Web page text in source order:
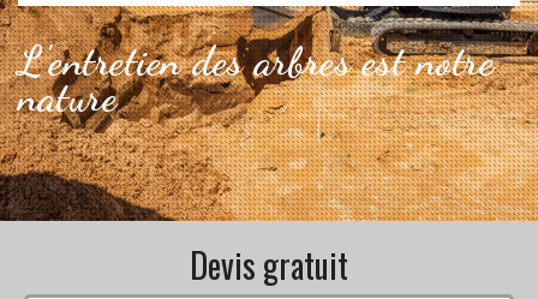
L'entretien des arbres est notre
nature
Devis gratuit